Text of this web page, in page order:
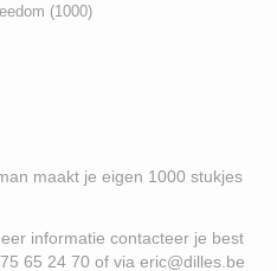
(1000)
eigen 1000 stukjes
contacteer je best
65 24 70 of via eric@dilles.be